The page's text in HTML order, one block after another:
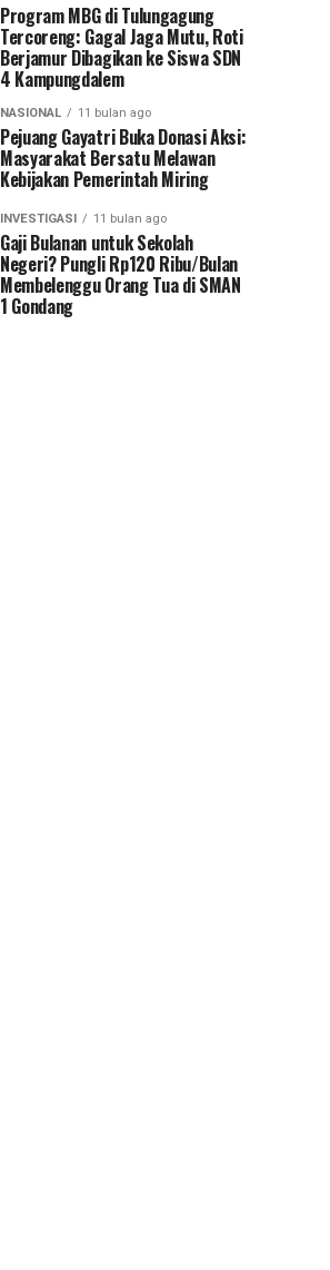
Program MBG di Tulungagung
Tercoreng: Gagal Jaga Mutu, Roti
Berjamur Dibagikan ke Siswa SDN
4 Kampungdalem
NASIONAL 11 bulan ago
Pejuang Gayatri Buka Donasi Aksi:
Masyarakat Bersatu Melawan
Kebijakan Pemerintah Miring
INVESTIGASI 11 bulan ago
Gaji Bulanan untuk Sekolah
Negeri? Pungli Rp120 Ribu/Bulan
Membelenggu Orang Tua di SMAN
1 Gondang